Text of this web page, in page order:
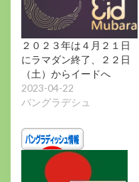
２０２３年は４月２１日
にラマダン終了、２２日
（土）からイードへ
2023-04-22
バングラデシュ